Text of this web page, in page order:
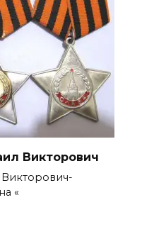
Викторович
«